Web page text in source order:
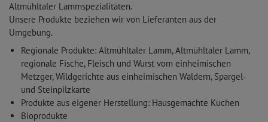
Altmühltaler Lammspezialitäten.
Unsere Produkte beziehen wir von Lieferanten aus der
Umgebung.
Regionale Produkte: Altmühltaler Lamm, Altmühltaler Lamm,
regionale Fische, Fleisch und Wurst vom einheimischen
Metzger, Wildgerichte aus einheimischen Wäldern, Spargel-
und Steinpilzkarte
Produkte aus eigener Herstellung: Hausgemachte Kuchen
Bioprodukte